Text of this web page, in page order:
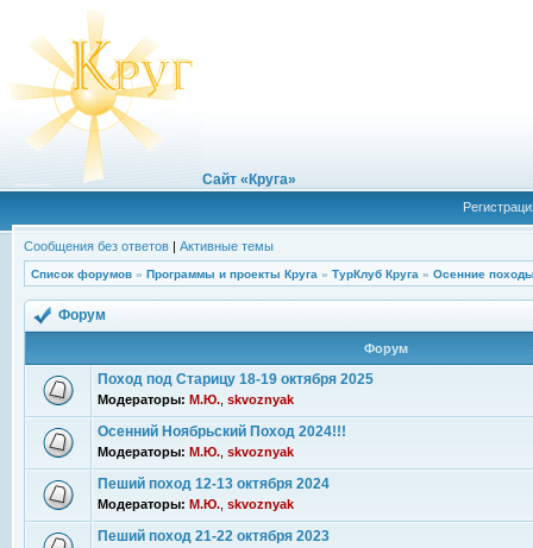
Сайт «Круга»
Сообщения без ответов | Активные темы
Список форумов » Программы и проекты Круга » ТурКлуб Круга » Осенние
Форум
Форум
Поход под Старицу 18-19 октября 2025
Модераторы: М.Ю. skvoznyak
Осенний Ноябрьский Поход 2024!!!
Модераторы: М.Ю. skvoznyak
Пеший поход 12-13 октября 2024
Модераторы: М.Ю. skvoznyak
Пеший поход 21-22 октября 2023